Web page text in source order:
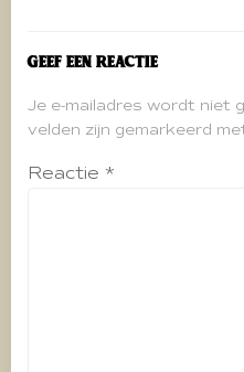
Geef een reactie
Je e-mailadres wordt niet
velden zijn gemarkeerd
Reactie *